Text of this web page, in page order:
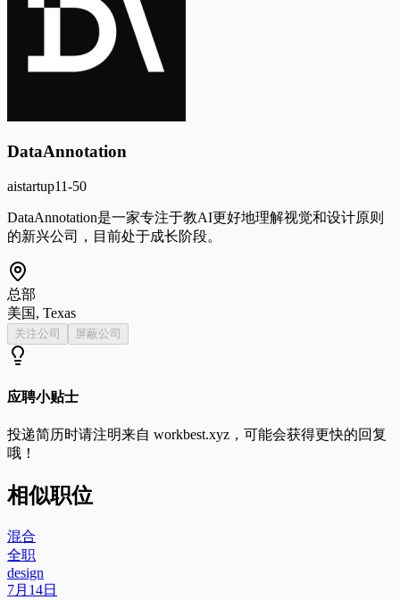
DataAnnotation
aistartup11-50
DataAnnotation是一家专注于教AI更好地理解视觉和设计原则
的新兴公司，目前处于成长阶段。
总部
美国, Texas
关注公司 屏蔽公司
应聘小贴士
投递简历时请注明来自 workbest.xyz ，可能会获得更快的回复
哦！
相似职位
混合
全职
design
7月14日